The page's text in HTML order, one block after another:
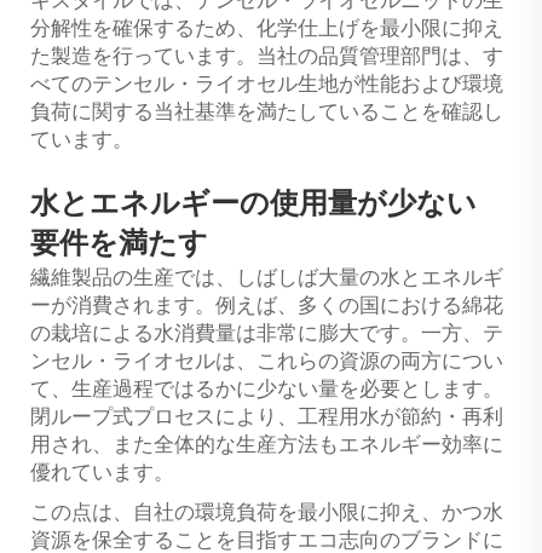
分解性を確保するため、化学仕上げを最小限に抑え
た製造を行っています。当社の品質管理部門は、す
べてのテンセル・ライオセル生地が性能および環境
負荷に関する当社基準を満たしていることを確認し
ています。
水とエネルギーの使用量が少ない
要件を満たす
繊維製品の生産では、しばしば大量の水とエネルギ
ーが消費されます。例えば、多くの国における綿花
の栽培による水消費量は非常に膨大です。一方、テ
ンセル・ライオセルは、これらの資源の両方につい
て、生産過程ではるかに少ない量を必要とします。
閉ループ式プロセスにより、工程用水が節約・再利
用され、また全体的な生産方法もエネルギー効率に
優れています。
この点は、自社の環境負荷を最小限に抑え、かつ水
資源を保全することを目指すエコ志向のブランドに